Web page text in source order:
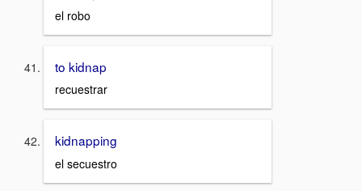
el robo
to kidnap
recuestrar
kidnapping
el secuestro